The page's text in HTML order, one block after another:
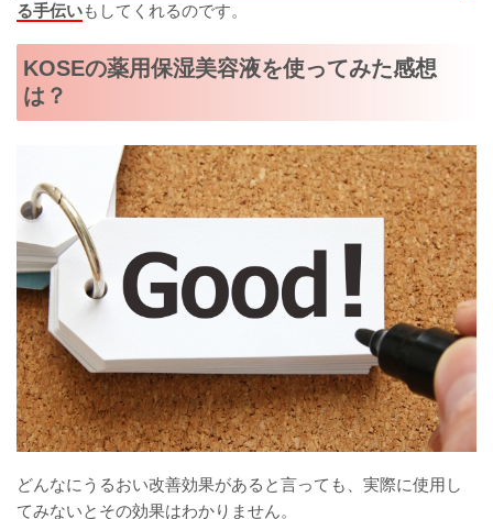
る手伝いもしてくれるのです。
KOSEの薬用保湿美容液を使ってみた感想
は？
どんなにうるおい改善効果があると言っても、実際に使用し
てみないとその効果はわかりません。